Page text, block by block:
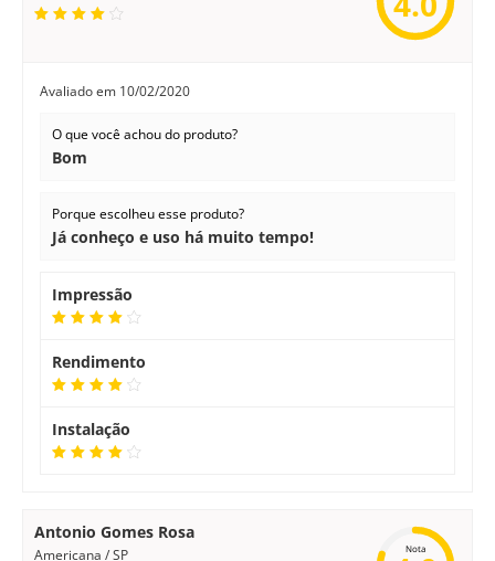
Avaliado em 10/02/2020
O que você achou do produto?
Bom
Porque escolheu esse produto?
Já conheço e uso há muito tempo!
Impressão
Rendimento
Instalação
Antonio Gomes Rosa
Americana / SP Nota